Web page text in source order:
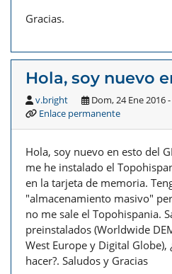
Gracias.
Hola, soy nuevo
v.bright
Dom, 24 Ene 2016
Enlace permanente
Hola, soy nuevo en esto del
me he instalado el
en la tarjeta de memoria.
"almacenamiento masivo"
no me sale el Topohispania.
preinstalados (Worldwide
West Europe y Digital Globe),
hacer?. Saludos y Gracias